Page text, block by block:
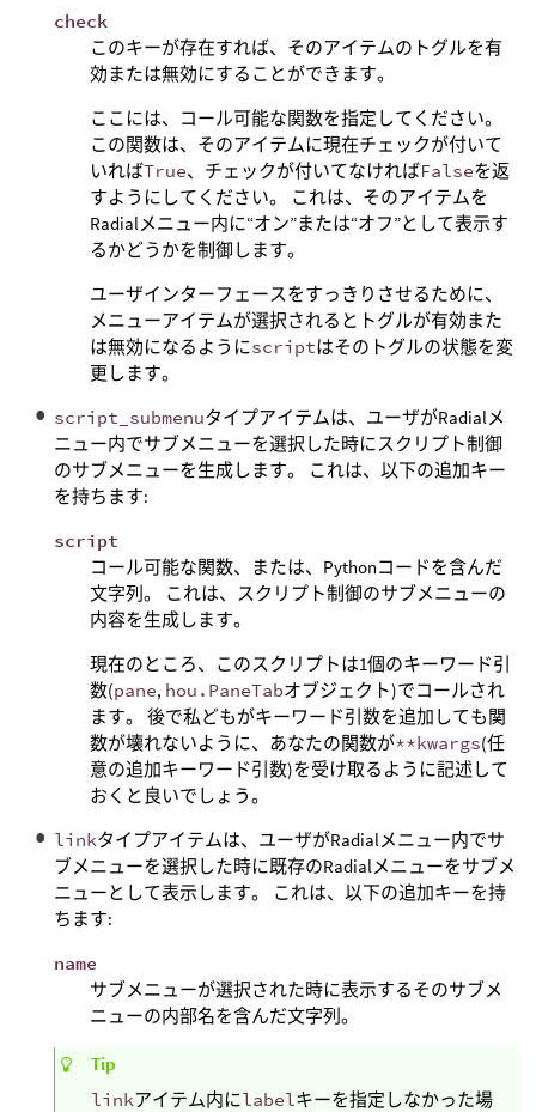
check
このキーが存在すれば、そのアイテムのトグルを有
効または無効にすることができます。
ここには、コール可能な関数を指定してください。
この関数は、そのアイテムに現在チェックが付いて
いればTrue、チェックが付いてなければFalseを返
すようにしてください。 これは、そのアイテムを
Radialメニュー内に“オン”または“オフ”として表示す
るかどうかを制御します。
ユーザインターフェースをすっきりさせるために、
メニューアイテムが選択されるとトグルが有効また
は無効になるようにscriptはそのトグルの状態を変
更します。
script_submenuタイプアイテムは、ユーザがRadialメ
ニュー内でサブメニューを選択した時にスクリプト制御
のサブメニューを生成します。 これは、以下の追加キー
を持ちます:
script
コール可能な関数、または、Pythonコードを含んだ
文字列。 これは、スクリプト制御のサブメニューの
内容を生成します。
現在のところ、このスクリプトは1個のキーワード引
数(pane, hou.PaneTabオブジェクト)でコールされ
ます。 後で私どもがキーワード引数を追加しても関
数が壊れないように、あなたの関数が**kwargs(任
意の追加キーワード引数)を受け取るように記述して
おくと良いでしょう。
linkタイプアイテムは、ユーザがRadialメニュー内でサ
ブメニューを選択した時に既存のRadialメニューをサブメ
ニューとして表示します。 これは、以下の追加キーを持
ちます:
name
サブメニューが選択された時に表示するそのサブメ
ニューの内部名を含んだ文字列。
Tip
linkアイテム内にlabelキーを指定しなかった場